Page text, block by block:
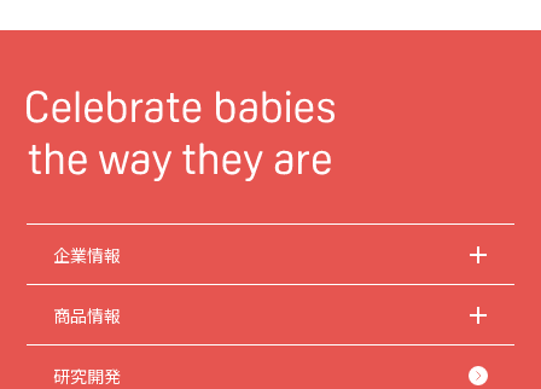
企業情報
商品情報
研究開発